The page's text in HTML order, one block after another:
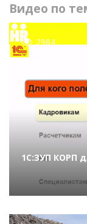
Видео по
2984
1С:ЗУП КОРП